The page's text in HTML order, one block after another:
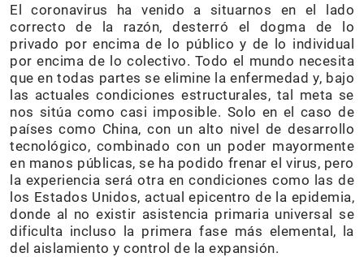
El coronavirus ha venido a situarnos en el lado
correcto de la razón, desterró el dogma de lo
privado por encima de lo público y de lo individual
por encima de lo colectivo. Todo el mundo necesita
que en todas partes se elimine la enfermedad y, bajo
las actuales condiciones estructurales, tal meta se
nos sitúa como casi imposible. Solo en el caso de
países como China, con un alto nivel de desarrollo
tecnológico, combinado con un poder mayormente
en manos públicas, se ha podido frenar el virus, pero
la experiencia será otra en condiciones como las de
los Estados Unidos, actual epicentro de la epidemia,
donde al no existir asistencia primaria universal se
dificulta incluso la primera fase más elemental, la
del aislamiento y control de la expansión.